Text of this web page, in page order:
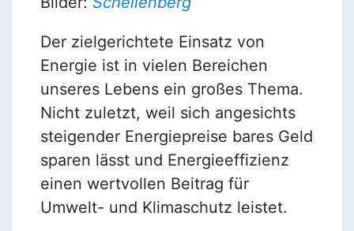
Der zielgerichtete Einsatz von
Energie ist in vielen Bereichen
unseres Lebens ein großes Thema.
Nicht zuletzt, weil sich angesichts
steigender Energiepreise bares Geld
sparen lässt und Energieeffizienz
einen wertvollen Beitrag für
Umwelt- und Klimaschutz leistet.